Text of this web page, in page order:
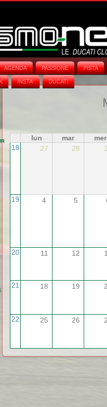
AGENDA PASSIONE PISTA
INSTA‘ DUCATI
lun mar
mer
18
27 28
19 4 5
20 11 12
21 18 19
22 25 26